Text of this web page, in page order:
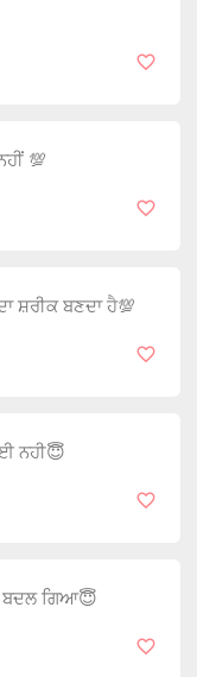
💯
ਸ਼ਰੀਕ ਬਣਦਾ ਹੈ💯
ਨਹੀ😇
ਗਿਆ😇